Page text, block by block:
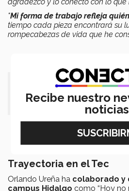
agradezco y lo conecto con lo que
"Mi forma de trabajo refleja
tiempo cada pieza encontrará su
rompecabezas de vida que he
"Hay que darlo todo
sentimiento, a pesar
Trayectoria en el Tec
Orlando Ureña ha colaborado y
campus Hidalgo como “Hoy no
Recibe nuestro